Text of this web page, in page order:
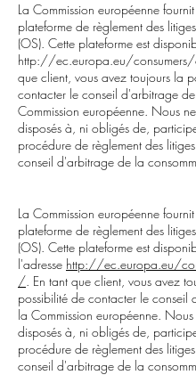
La Commission européenne
plateforme de règlement des
(OS). Cette plateforme est
http://ec.europa.eu/
que client, vous avez toujours la
contacter le conseil d'arbitrage
Commission européenne. Nous
disposés à, ni obligés de,
procédure de règlement des
conseil d'arbitrage de la
La Commission européenne
plateforme de règlement des
(OS). Cette plateforme est
l'adresse http://ec.europa.eu/
/. En tant que client, vous avez
possibilité de contacter le conseil
la Commission européenne. Nous
disposés à, ni obligés de,
procédure de règlement des
conseil d'arbitrage de la